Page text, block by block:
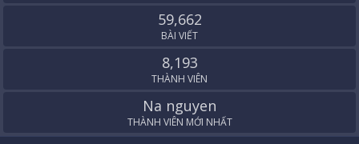
59,662
BÀI VIẾT
8,193
THÀNH VIÊN
Na nguyen
THÀNH VIÊN MỚI NHẤT